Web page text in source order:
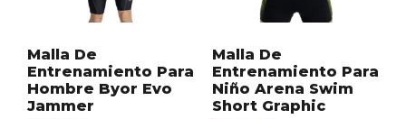
Malla De
Entrenamiento Para
Hombre Byor Evo
Jammer
Malla De
Entrenamiento Para
Niño Arena Swim
Short Graphic